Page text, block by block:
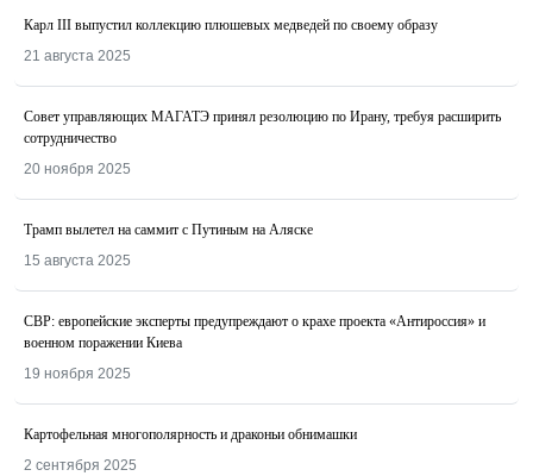
Карл III выпустил коллекцию плюшевых медведей по своему образу
21 августа 2025
Совет управляющих МАГАТЭ принял резолюцию по Ирану, требуя расширить
сотрудничество
20 ноября 2025
Трамп вылетел на саммит с Путиным на Аляске
15 августа 2025
СВР: европейские эксперты предупреждают о крахе проекта «Антироссия» и
военном поражении Киева
19 ноября 2025
Картофельная многополярность и драконьи обнимашки
2 сентября 2025